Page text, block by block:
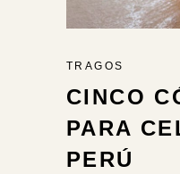
TRAGOS
CINCO
PARA
PERÚ